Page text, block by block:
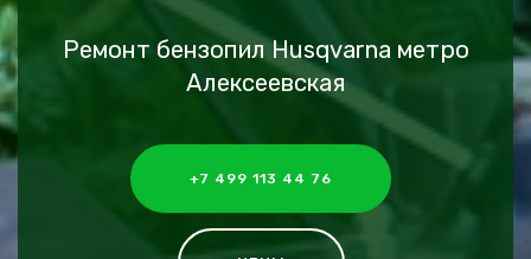
Ремонт бензопил Husqvarna метро
Алексеевская
+7 499 113 44 76